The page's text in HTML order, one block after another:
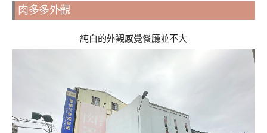
肉多多外觀
純白的外觀感覺餐廳並不大